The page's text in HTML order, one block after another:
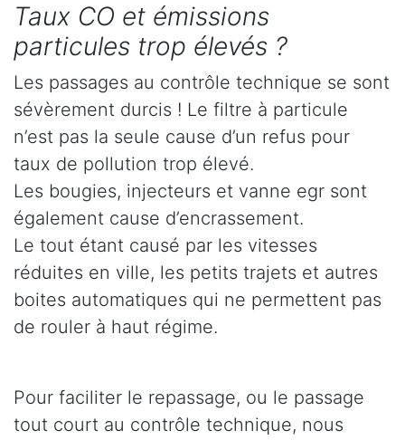
Taux CO et émissions
particules trop élevés ?
Les passages au contrôle technique se sont
sévèrement durcis ! Le filtre à particule
n’est pas la seule cause d’un refus pour
taux de pollution trop élevé.
Les bougies, injecteurs et vanne egr sont
également cause d’encrassement.
Le tout étant causé par les vitesses
réduites en ville, les petits trajets et autres
boites automatiques qui ne permettent pas
de rouler à haut régime.
Pour faciliter le repassage, ou le passage
tout court au contrôle technique, nous